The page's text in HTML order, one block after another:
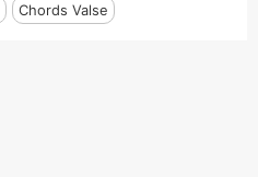
Chords Valse